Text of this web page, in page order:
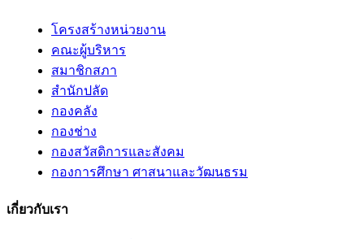
โครงสร้างหน่วยงาน
คณะผู้บริหาร
สมาชิกสภา
สำนักปลัด
กองคลัง
กองช่าง
กองสวัสดิการและสังคม
กองการศึกษา ศาสนาและวัฒนธรม
เกี่ยวกับเรา